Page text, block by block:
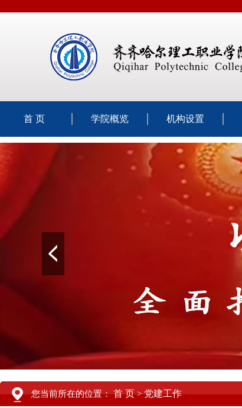
首 页 学院概览 机构设置
您当前所在的位置：首 页>党建工作